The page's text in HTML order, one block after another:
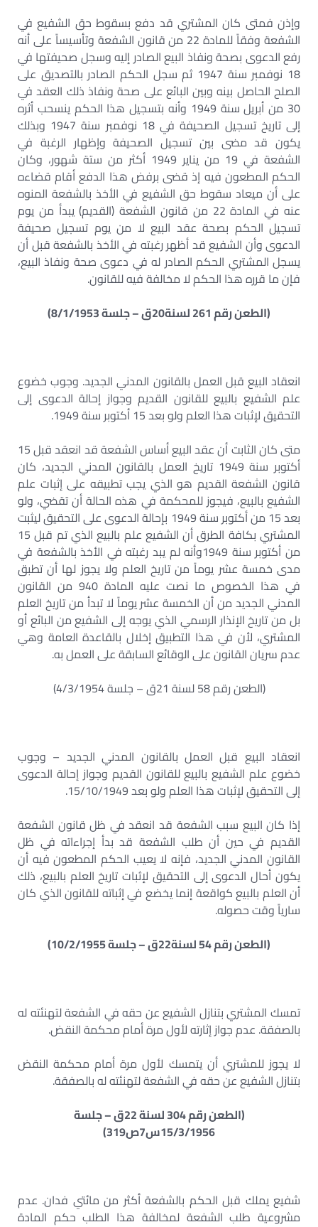
وإذن فمتى كان المشتري قد دفع بسقوط حق الشفيع في
الشفعة وفقاً للمادة 22 من قانون الشفعة وتأسيساً على أنه
رفع الدعوى بصحة ونفاذ البيع الصادر إليه وسجل صحيفتها في
18 نوفمبر سنة 1947 ثم سجل الحكم الصادر بالتصديق على
الصلح الحاصل بينه وبين البائع على صحة ونفاذ ذلك العقد في
30 من أبريل سنة 1949 وأنه بتسجيل هذا الحكم ينسحب أثره
إلى تاريخ تسجيل الصحيفة في 18 نوفمبر سنة 1947 وبذلك
يكون قد مضى بين تسجيل الصحيفة وإظهار الرغبة في
الشفعة في 19 من يناير 1949 أكثر من ستة شهور، وكان
الحكم المطعون فيه إذ قضى برفض هذا الدفع أقام قضاءه
على أن ميعاد سقوط حق الشفيع في الأخذ بالشفعة المنوه
عنه في المادة 22 من قانون الشفعة (القديم) يبدأ من يوم
تسجيل الحكم بصحة عقد البيع لا من يوم تسجيل صحيفة
الدعوى وأن الشفيع قد أظهر رغبته في الأخذ بالشفعة قبل أن
يسجل المشتري الحكم الصادر له في دعوى صحة ونفاذ البيع،
فإن ما قرره هذا الحكم لا مخالفة فيه للقانون.
(الطعن رقم 261 لسنة20ق – جلسة 8/1/1953)
انعقاد البيع قبل العمل بالقانون المدني الجديد. وجوب خضوع
علم الشفيع بالبيع للقانون القديم وجواز إحالة الدعوى إلى
التحقيق لإثبات هذا العلم ولو بعد 15 أكتوبر سنة 1949.
متى كان الثابت أن عقد البيع أساس الشفعة قد انعقد قبل 15
أكتوبر سنة 1949 تاريخ العمل بالقانون المدني الجديد، كان
قانون الشفعة القديم هو الذي يجب تطبيقه على إثبات علم
الشفيع بالبيع، فيجوز للمحكمة في هذه الحالة أن تقضي، ولو
بعد 15 من أكتوبر سنة 1949 بإحالة الدعوى على التحقيق ليثبت
المشتري بكافة الطرق أن الشفيع علم بالبيع الذي تم قبل 15
من أكتوبر سنة 1949وأنه لم يبد رغبته في الأخذ بالشفعة في
مدى خمسة عشر يوماً من تاريخ العلم ولا يجوز لها أن تطبق
في هذا الخصوص ما نصت عليه المادة 940 من القانون
المدني الجديد من أن الخمسة عشر يوماً لا تبدأ من تاريخ العلم
بل من تاريخ الإنذار الرسمي الذي يوجه إلى الشفيع من البائع أو
المشتري، لأن في هذا التطبيق إخلال بالقاعدة العامة وهي
عدم سريان القانون على الوقائع السابقة على العمل به.
(الطعن رقم 58 لسنة 21ق – جلسة 4/3/1954)
انعقاد البيع قبل العمل بالقانون المدني الجديد – وجوب
خضوع علم الشفيع بالبيع للقانون القديم وجواز إحالة الدعوى
إلى التحقيق لإثبات هذا العلم ولو بعد 15/10/1949.
إذا كان البيع سبب الشفعة قد انعقد في ظل قانون الشفعة
القديم في حين أن طلب الشفعة قد بدأ إجراءاته في ظل
القانون المدني الجديد، فإنه لا يعيب الحكم المطعون فيه أن
يكون أحال الدعوى إلى التحقيق لإثبات تاريخ العلم بالبيع، ذلك
أن العلم بالبيع كواقعة إنما يخضع في إثباته للقانون الذي كان
سارياً وقت حصوله.
(الطعن رقم 54 لسنة22ق – جلسة 10/2/1955)
تمسك المشتري بتنازل الشفيع عن حقه في الشفعة لتهنئته له
بالصفقة. عدم جواز إثارته لأول مرة أمام محكمة النقض.
لا يجوز للمشتري أن يتمسك لأول مرة أمام محكمة النقض
بتنازل الشفيع عن حقه في الشفعة لتهنئته له بالصفقة.
(الطعن رقم 304 لسنة 22ق – جلسة
15/3/1956س7ص319)
شفيع يملك قبل الحكم بالشفعة أكثر من مائتي فدان. عدم
مشروعية طلب الشفعة لمخالفة هذا الطلب حكم المادة